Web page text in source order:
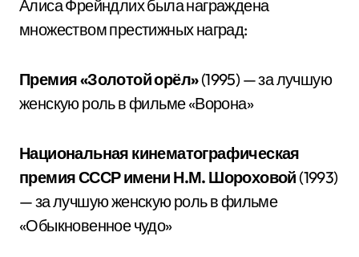
Алиса Фрейндлих была награждена
множеством престижных наград:
Премия «Золотой орёл»(1995) — за лучшую
женскую роль в фильме «Ворона»
Национальная кинематографическая
премия СССР имени Н.М. Шороховой (1993)
— за лучшую женскую роль в фильме
«Обыкновенное чудо»